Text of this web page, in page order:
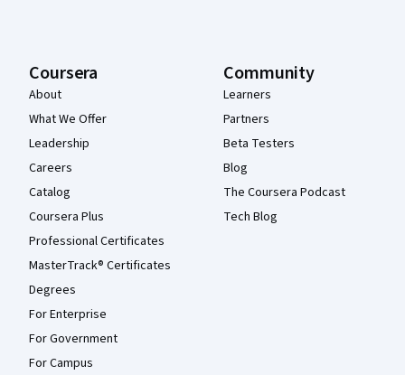
Coursera
About
What We Offer
Leadership
Careers
Catalog
Coursera Plus
Professional Certificates
MasterTrack® Certificates
Degrees
For Enterprise
For Government
For Campus
Community
Learners
Partners
Beta Testers
Blog
The Coursera Podcast
Tech Blog